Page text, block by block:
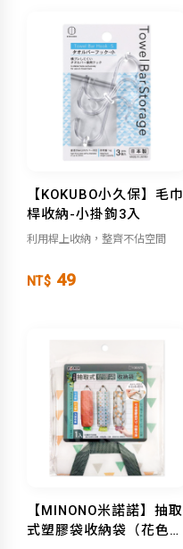
【KOKUBO小久保】毛巾
桿收納-小掛鉤3入
利用桿上收納，整齊不佔空間
NT$ 49
【MINONO米諾諾】抽取
式塑膠袋收納袋（花色隨